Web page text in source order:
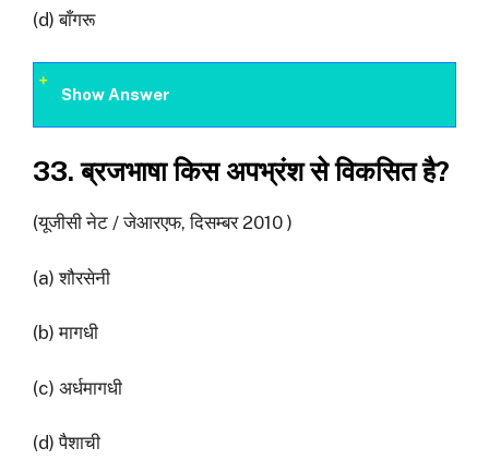
(d) बाँगरू
Show Answer
33. ब्रजभाषा किस अपभ्रंश से विकसित है?
(यूजीसी नेट / जेआरएफ, दिसम्बर 2010 )
(a) शौरसेनी
(b) मागधी
(c) अर्धमागधी
(d) पैशाची